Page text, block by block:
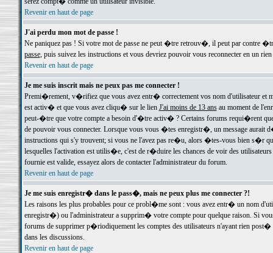
Revenir en haut de page
J'ai perdu mon mot de passe !
Ne paniquez pas ! Si votre mot de passe ne peut �tre retrouv�, il peut par contre
passe, puis suivez les instructions et vous devriez pouvoir vous reconnecter en un rien
Revenir en haut de page
Je me suis inscrit mais ne peux pas me connecter !
Premi�rement, v�rifiez que vous avez entr� correctement vos nom d'utilisateur
est activ� et que vous avez cliqu� sur le lien J'ai moins de 13 ansau moment de
peut-�tre que votre compte a besoin d'�tre activ� ? Certains forums requi�rent
de pouvoir vous connecter. Lorsque vous vous �tes enregistr�, un message aurait
instructions qui s'y trouvent; si vous ne l'avez pas re�u, alors �tes-vous bien s�r
lesquelles l'activation est utilis�e, c'est de r�duire les chances de voir des
fournie est valide, essayez alors de contacter l'administrateur du forum.
Revenir en haut de page
Je me suis enregistr� dans le pass�, mais ne peux plus me connecter ?!
Les raisons les plus probables pour ce probl�me sont : vous avez entr� un nom
enregistr�) ou l'administrateur a supprim� votre compte pour quelque raison. Si
forums de supprimer p�riodiquement les comptes des utilisateurs n'ayant rien
dans les discussions.
Revenir en haut de page